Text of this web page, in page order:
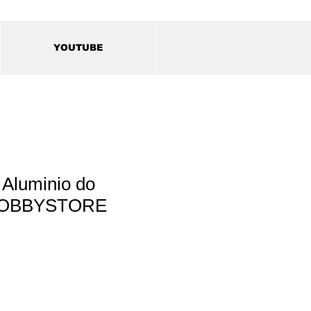
YOUTUBE
do